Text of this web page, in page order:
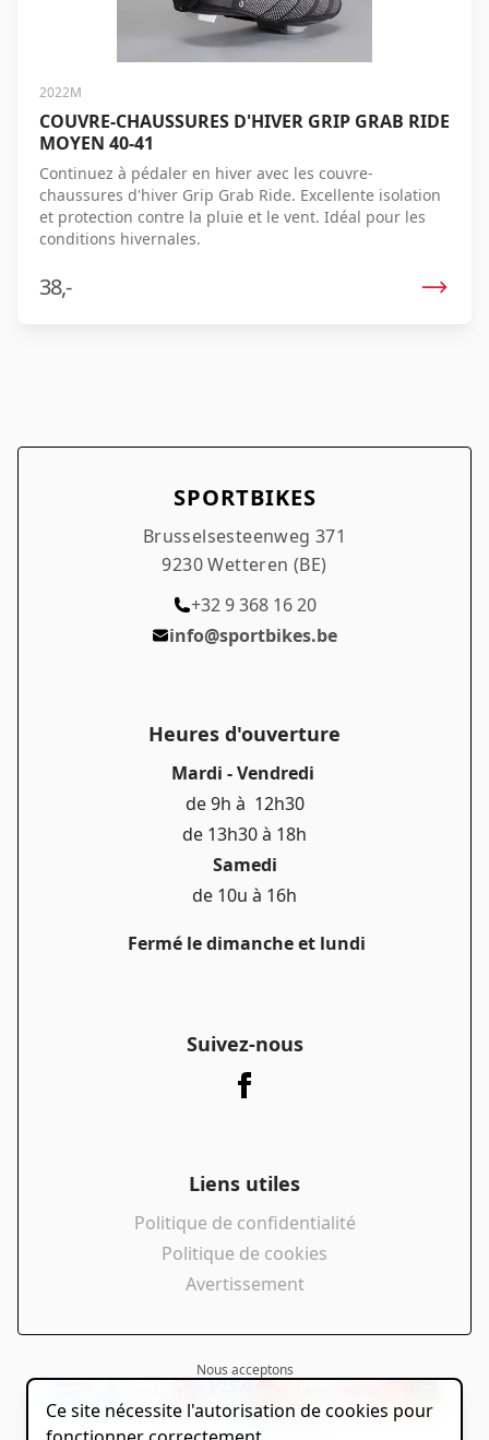
2022M
COUVRE-CHAUSSURES D'HIVER GRIP GRAB RIDE
MOYEN 40-41
Continuez à pédaler en hiver avec les couvre-
chaussures d'hiver Grip Grab Ride. Excellente isolation
et protection contre la pluie et le vent. Idéal pour les
conditions hivernales.
38,-
SPORTBIKES
Brusselsesteenweg 371
9230 Wetteren (BE)
+32 9 368 16 20
info@sportbikes.be
Heures d'ouverture
Mardi - Vendredi
de 9h à 12h30
de 13h30 à 18h
Samedi
de 10u à 16h
Fermé le dimanche et lundi
Suivez-nous
Liens utiles
Politique de confidentialité
Politique de cookies
Avertissement
Nous acceptons
powered by
Ce site nécessite l'autorisation de cookies pour